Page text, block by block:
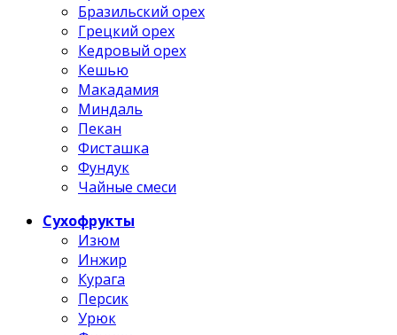
Бразильский орех
Грецкий орех
Кедровый орех
Кешью
Макадамия
Миндаль
Пекан
Фисташка
Фундук
Чайные смеси
Сухофрукты
Изюм
Инжир
Курага
Персик
Урюк